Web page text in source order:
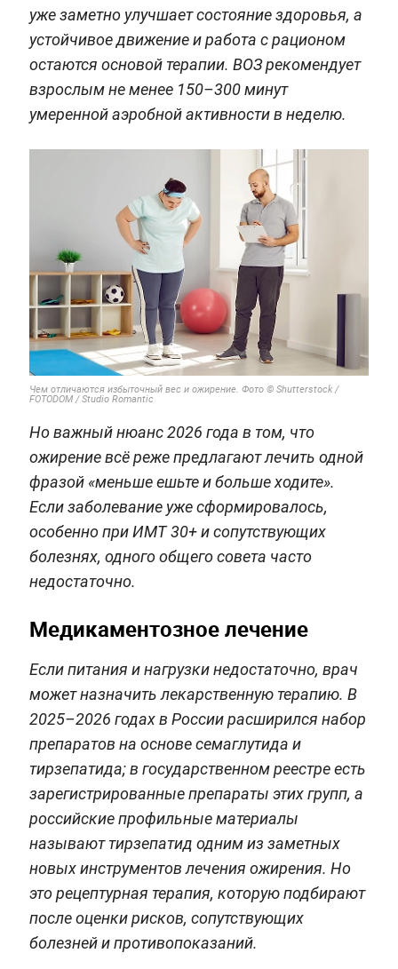
уже заметно улучшает состояние здоровья, а
устойчивое движение и работа с рационом
остаются основой терапии. ВОЗ рекомендует
взрослым не менее 150–300 минут
умеренной аэробной активности в неделю.
Чем отличаются избыточный вес и ожирение. Фото © Shutterstock /
FOTODOM / Studio Romantic
Но важный нюанс 2026 года в том, что
ожирение всё реже предлагают лечить одной
фразой «меньше ешьте и больше ходите».
Если заболевание уже сформировалось,
особенно при ИМТ 30+ и сопутствующих
болезнях, одного общего совета часто
недостаточно.
Медикаментозное лечение
Если питания и нагрузки недостаточно, врач
может назначить лекарственную терапию. В
2025–2026 годах в России расширился набор
препаратов на основе семаглутида и
тирзепатида; в государственном реестре есть
зарегистрированные препараты этих групп, а
российские профильные материалы
называют тирзепатид одним из заметных
новых инструментов лечения ожирения. Но
это рецептурная терапия, которую подбирают
после оценки рисков, сопутствующих
болезней и противопоказаний.